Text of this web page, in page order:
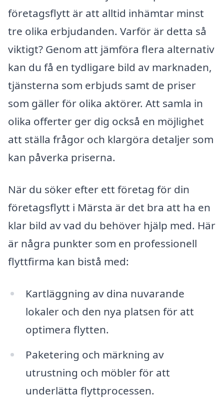
företagsflytt är att alltid inhämtar minst
tre olika erbjudanden. Varför är detta så
viktigt? Genom att jämföra flera alternativ
kan du få en tydligare bild av marknaden,
tjänsterna som erbjuds samt de priser
som gäller för olika aktörer. Att samla in
olika offerter ger dig också en möjlighet
att ställa frågor och klargöra detaljer som
kan påverka priserna.
När du söker efter ett företag för din
företagsflytt i Märsta är det bra att ha en
klar bild av vad du behöver hjälp med. Här
är några punkter som en professionell
flyttfirma kan bistå med:
Kartläggning av dina nuvarande
lokaler och den nya platsen för att
optimera flytten.
Paketering och märkning av
utrustning och möbler för att
underlätta flyttprocessen.